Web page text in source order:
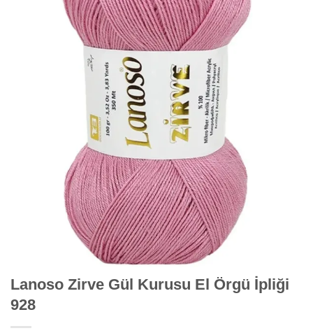
Lanoso Zirve Gül Kurusu El Örgü İpliği
928